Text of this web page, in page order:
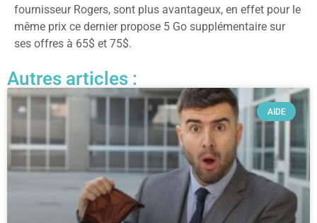
fournisseur Rogers, sont plus avantageux, en effet pour le
même prix ce dernier propose 5 Go supplémentaire sur
ses offres à 65$ et 75$.
Autres articles :
AIDE